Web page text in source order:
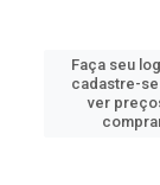
Faça seu
cadastre-
ver